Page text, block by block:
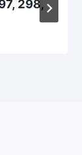
298,